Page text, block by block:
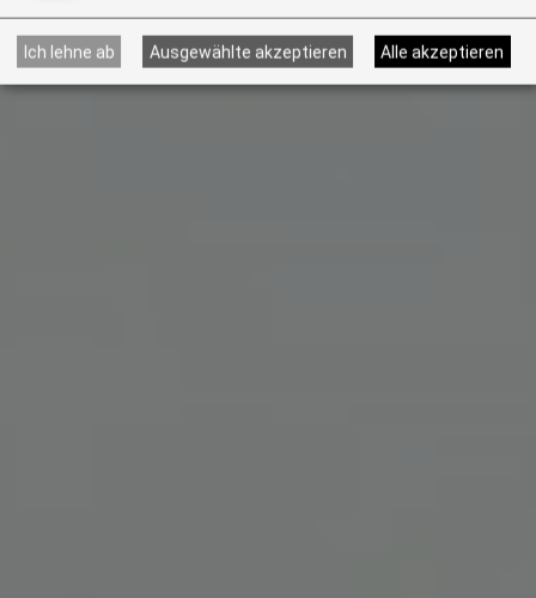
Ich lehne ab Ausgewählte akzeptieren Alle akzeptieren